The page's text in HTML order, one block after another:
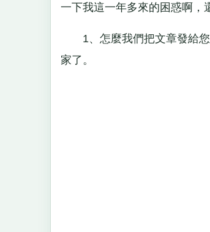
一下我這一年多來的困惑啊，
1、怎麼我們把文章發給您
家了。